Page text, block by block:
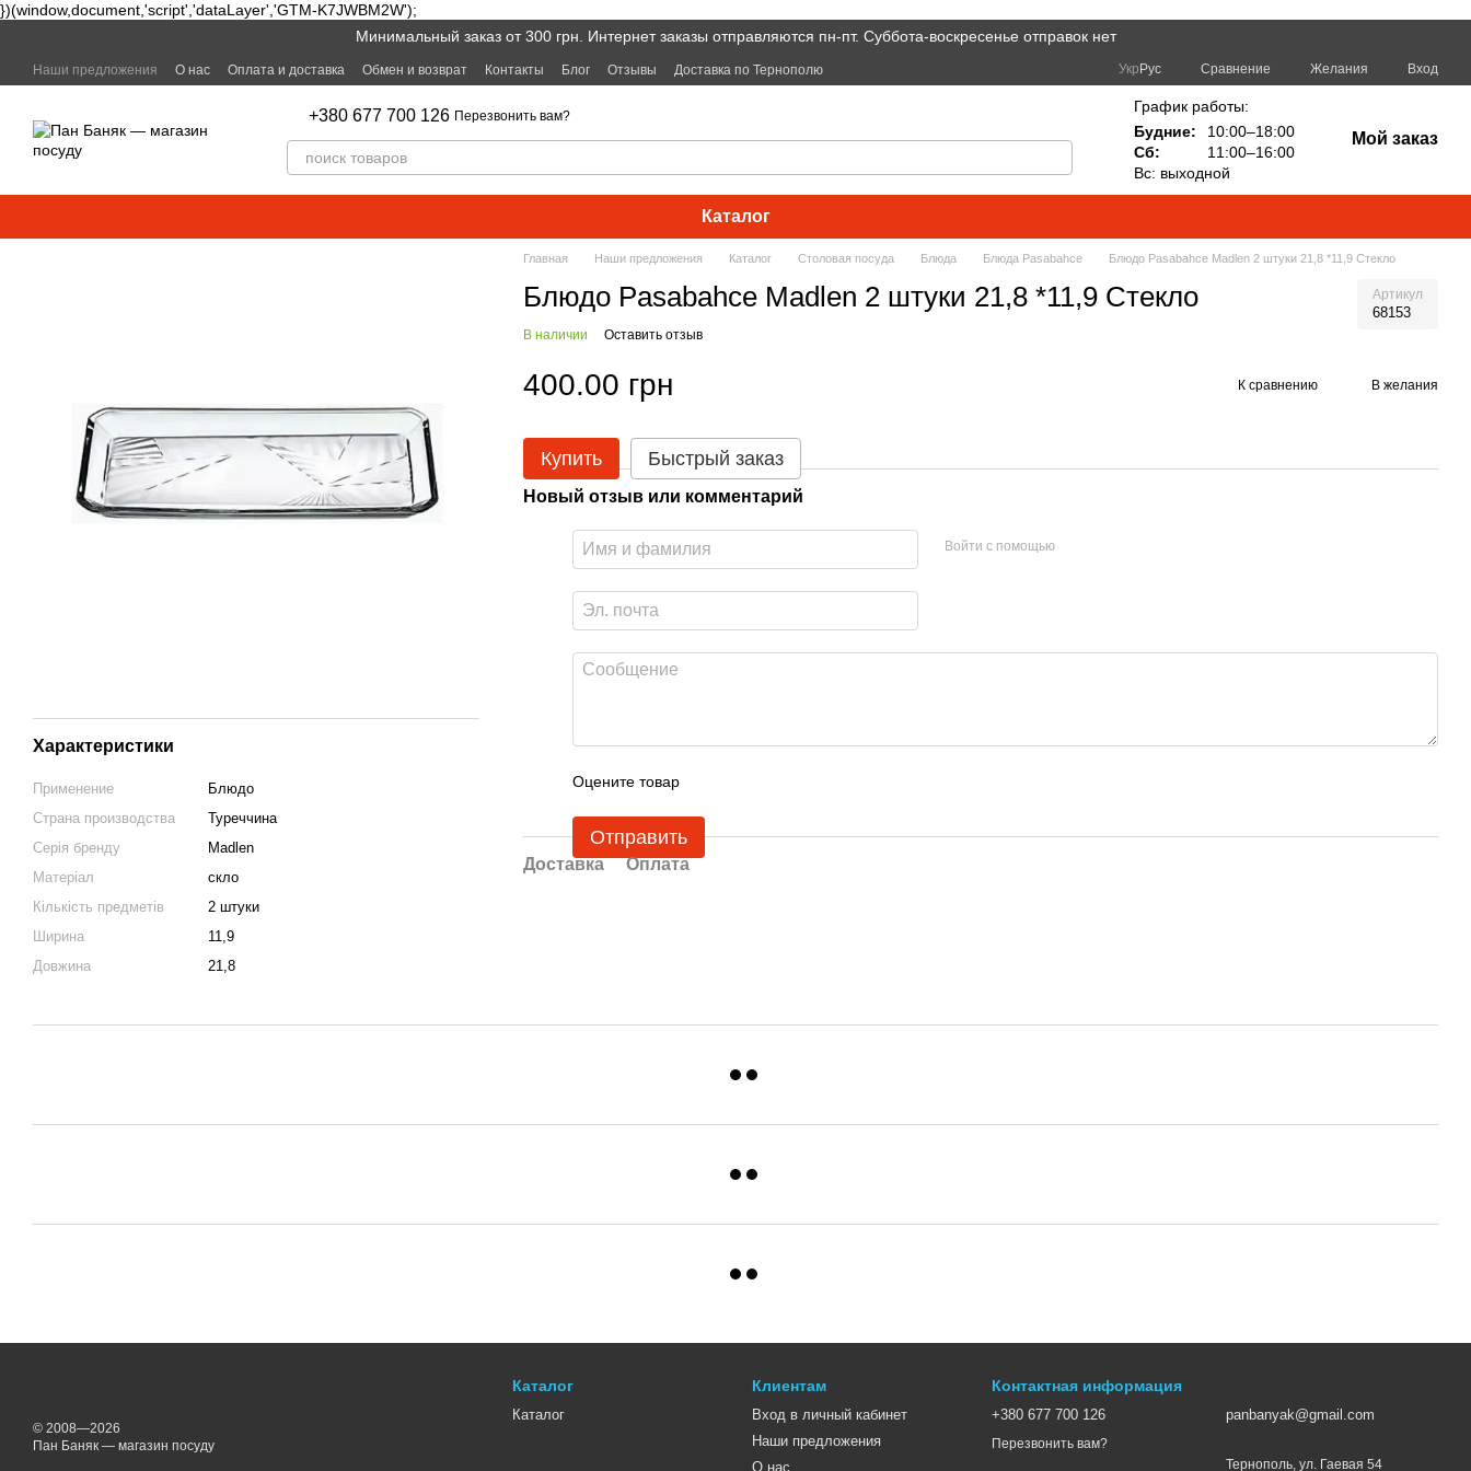
})(window,document,'script','dataLayer','GTM-K7JWBM2W');
Минимальный заказ от 300 грн. Интернет заказы отправляются пн-пт. Суббота-воскресенье отправок нет
Наши предложения О нас Оплата и доставка Обмен и возврат Контакты Блог Отзывы Доставка по Тернополю Укр Рус Сравнение Желания Вход
+380 677 700 126 Перезвонить вам?
График работы:
Будние:
10:00–18:00
Сб:
11:00–16:00
Вс: выходной
Мой заказ
Каталог
Характеристики
Применение
Блюдо
Страна производства
Туреччина
Серія бренду
Madlen
Матеріал
скло
Кількість предметів
2 штуки
Ширина
11,9
Довжина
21,8
Главная Наши предложения Каталог Cтоловая посуда Блюда Блюда Pasabahce Блюдо Pasabahce Madlen 2 штуки 21,8 *11,9 Стекло
Блюдо Pasabahce Madlen 2 штуки 21,8 *11,9 Стекло Артикул
68153
В наличии Оставить отзыв
400.00 грн К сравнению В желания
Купить Быстрый заказ
Новый отзыв или комментарий
Войти с помощью
Оцените товар
Отправить
Доставка Оплата
© 2008—2026
Пан Баняк — магазин посуду
Каталог
Каталог
Клиентам
Вход в личный кабинет
Наши предложения
О нас
Контактная информация
+380 677 700 126
Перезвонить вам?
panbanyak@gmail.com
Тернополь, ул. Гаевая 54